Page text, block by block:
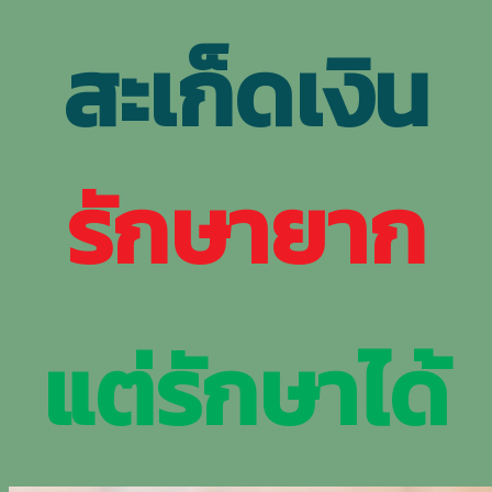
สะเก็ดเงิน
รักษายาก
แต่รักษาได้